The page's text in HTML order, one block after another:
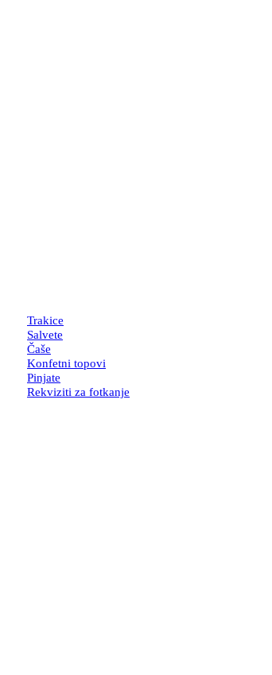
Trakice
Salvete
Čaše
Konfetni topovi
Pinjate
Rekviziti za fotkanje